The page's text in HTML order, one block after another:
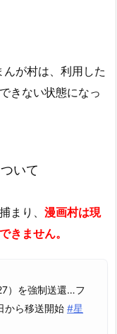
が村は、利用した
きない状態になっ
いて
まり、 漫画村は現
きません。
）を強制送還…フ
から移送開始 #星